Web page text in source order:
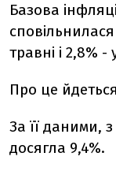
Базова
травні і 2,8% -
Про це
За її даними,
досягла 9,4%.